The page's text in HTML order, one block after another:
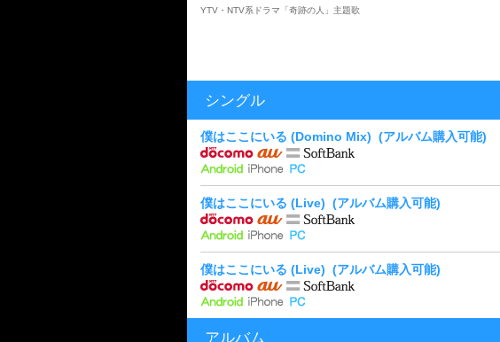
YTV・NTV系ドラマ「奇跡の人」主題歌
シングル
僕はここにいる (Domino Mix) (アルバム購入可能)
僕はここにいる (Live) (アルバム購入可能)
僕はここにいる (Live) (アルバム購入可能)
アルバム